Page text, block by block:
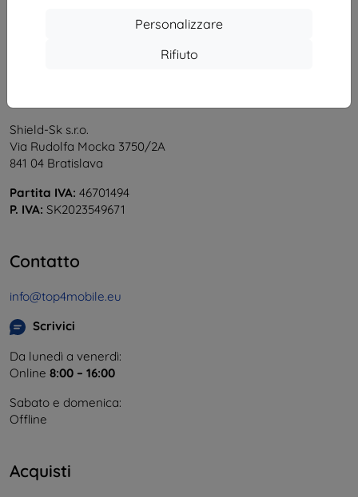
Personalizzare
Rifiuto
Shield-Sk s.r.o.
Via Rudolfa Mocka 3750/2A
841 04 Bratislava
Partita IVA: 46701494
P. IVA: SK2023549671
Contatto
info@top4mobile.eu
Scrivici
Da lunedì a venerdì:
Online 8:00 – 16:00
Sabato e domenica:
Offline
Acquisti